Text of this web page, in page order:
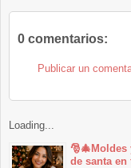
0 comentarios:
Publicar un
Loading...
de santa en